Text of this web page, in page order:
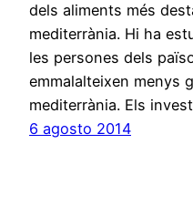
dels aliments més
mediterrània. Hi ha
les persones dels
emmalalteixen menys
mediterrània. Els
6 agosto 2014